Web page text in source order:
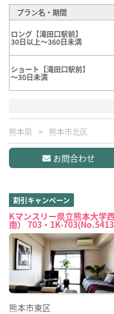
プラン名・期間
ロング【滝田口駅前】
30日以上～360日未満
ショート【滝田口駅前】
～30日未満
熊本県 熊本市北区
お問合わせ
割引キャンペーン
Kマンスリー県立熊本大学
南） 703・1K-
熊本市東区